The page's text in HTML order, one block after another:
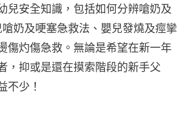
兒安全知識，包括如何分辨嗆奶及
奶及哽塞急救法、嬰兒發燒及痙攣
傷灼傷急救。無論是希望在新一年
，抑或是還在摸索階段的新手父
不少！